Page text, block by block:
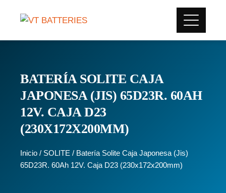
BATERÍA SOLITE CAJA
JAPONESA (JIS) 65D23R. 60AH
12V. CAJA D23
(230X172X200MM)
Inicio / SOLITE / Batería Solite Caja Japonesa (Jis)
65D23R. 60Ah 12V. Caja D23 (230x172x200mm)